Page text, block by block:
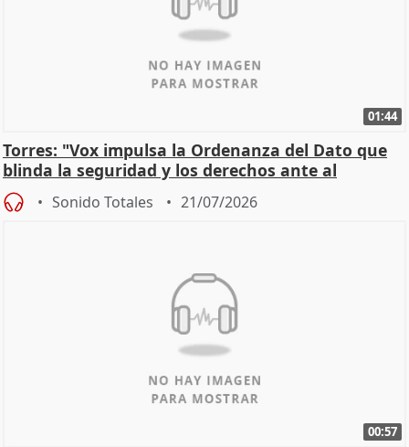
01:44
Torres: "Vox impulsa la Ordenanza del Dato que
blinda la seguridad y los derechos ante al
control"
Sonido Totales 21/07/2026
00:57